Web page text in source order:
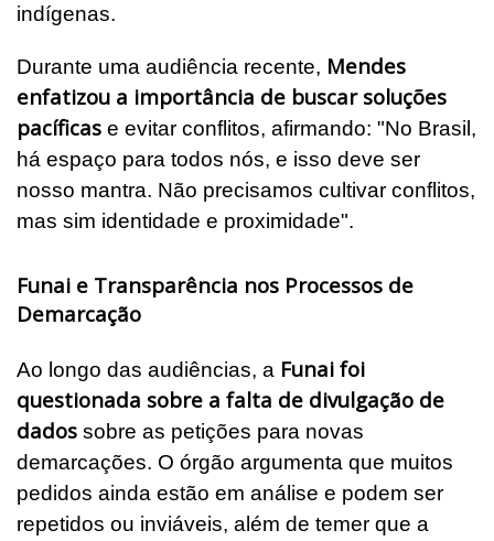
indígenas.
Durante uma audiência recente, Mendes
enfatizou a importância de buscar soluções
pacíficas e evitar conflitos, afirmando: "No Brasil,
há espaço para todos nós, e isso deve ser
nosso mantra. Não precisamos cultivar conflitos,
mas sim identidade e proximidade".
Funai e Transparência nos Processos de
Demarcação
Ao longo das audiências, a Funai foi
questionada sobre a falta de divulgação de
dados sobre as petições para novas
demarcações. O órgão argumenta que muitos
pedidos ainda estão em análise e podem ser
repetidos ou inviáveis, além de temer que a